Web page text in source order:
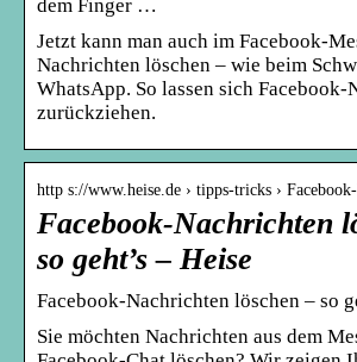
dem Finger …
Jetzt kann man auch im Facebook-
Nachrichten löschen – wie beim
WhatsApp. So lassen sich Facebook-
zurückziehen.
http s://www.heise.de › tipps-tricks ›
Facebook-Nachrichten
so geht’s – Heise
Facebook-Nachrichten löschen – so
Sie möchten Nachrichten aus dem